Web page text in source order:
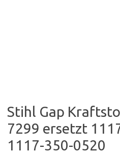
Stihl Gap
7299 ersetzt
1117-350-0520